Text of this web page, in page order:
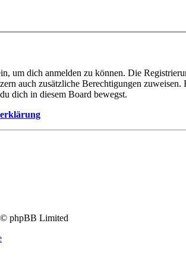
um dich anmelden zu können. Die
auch zusätzliche Berechtigungen
dich in diesem Board bewegst.
phpBB Limited